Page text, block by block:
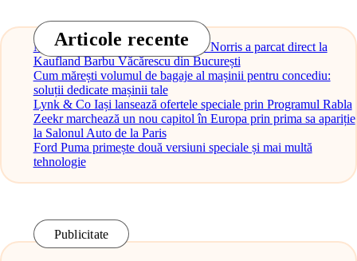
Articole recente
Monopostul McLaren al lui Lando Norris a parcat direct la
Kaufland Barbu Văcărescu din București
Cum mărești volumul de bagaje al mașinii pentru concediu:
soluții dedicate mașinii tale
Lynk & Co Iași lansează ofertele speciale prin Programul Rabla
Zeekr marchează un nou capitol în Europa prin prima sa apariție
la Salonul Auto de la Paris
Ford Puma primește două versiuni speciale și mai multă
tehnologie
Publicitate